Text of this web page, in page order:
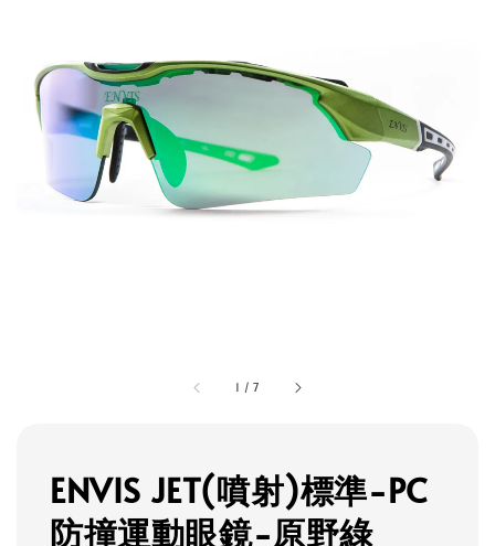
1 /7
ENVIS JET(噴射)標準-PC
防撞運動眼鏡-原野綠